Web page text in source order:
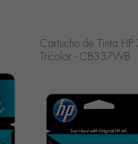
Cartucho de Tinta HP
Tricolor - CB337WB